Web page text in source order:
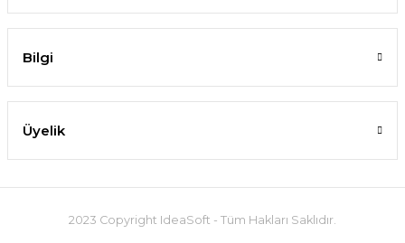
Bilgi
Üyelik
2023 Copyright IdeaSoft - Tüm Hakları Saklıdır.